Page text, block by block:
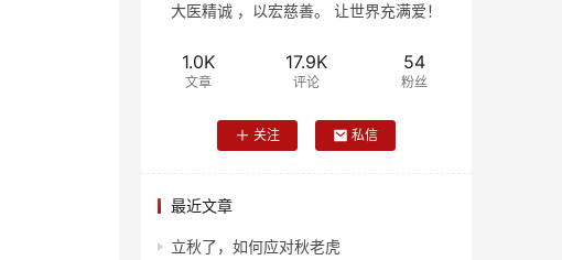
大医精诚 ，以宏慈善。 让世界充满爱！
1.0K
文章
17.9K
评论
54
粉丝
关注 私信
最近文章
立秋了，如何应对秋老虎